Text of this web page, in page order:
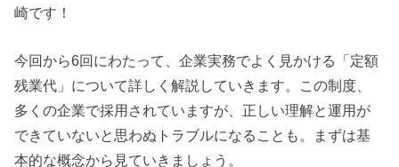
崎です！
今回から6回にわたって、企業実務でよく見かける「定額
残業代」について詳しく解説していきます。この制度、
多くの企業で採用されていますが、正しい理解と運用が
できていないと思わぬトラブルになることも。まずは基
本的な概念から見ていきましょう。